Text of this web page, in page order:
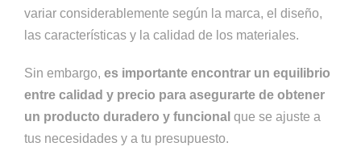
variar considerablemente según la marca, el diseño,
las características y la calidad de los materiales.
Sin embargo, es importante encontrar un equilibrio
entre calidad y precio para asegurarte de obtener
un producto duradero y funcional que se ajuste a
tus necesidades y a tu presupuesto.